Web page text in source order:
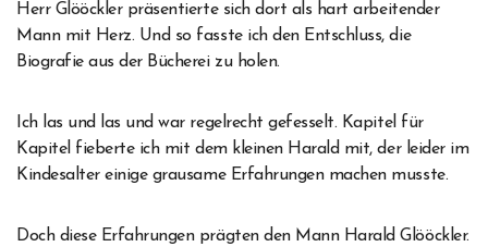
Herr Glööckler präsentierte sich dort als hart arbeitender
Mann mit Herz. Und so fasste ich den Entschluss, die
Biografie aus der Bücherei zu holen.
Ich las und las und war regelrecht gefesselt. Kapitel für
Kapitel fieberte ich mit dem kleinen Harald mit, der leider im
Kindesalter einige grausame Erfahrungen machen musste.
Doch diese Erfahrungen prägten den Mann Harald Glööckler.